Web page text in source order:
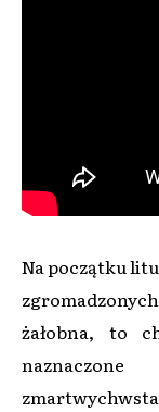
Na początku
żałobna, to